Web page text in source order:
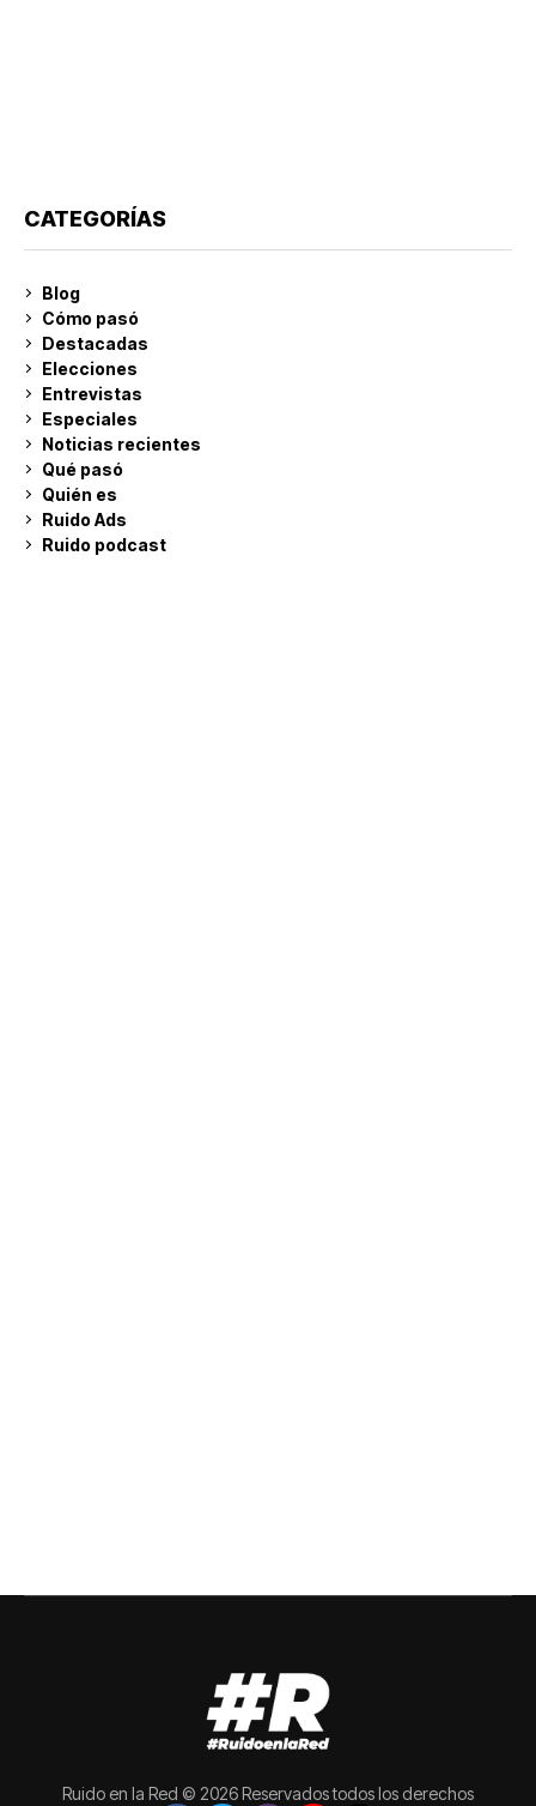
CATEGORÍAS
Blog
Cómo pasó
Destacadas
Elecciones
Entrevistas
Especiales
Noticias recientes
Qué pasó
Quién es
Ruido Ads
Ruido podcast
Ruido en la Red © 2026 Reservados todos los derechos